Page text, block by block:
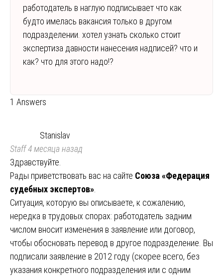
работодатель в наглую подписывает что как
будто имелась вакансия только в другом
подразделении. хотел узнать сколько стоит
экспертиза давности нанесения надписей? что и
как? что для этого надо!?
1 Answers
Stanislav
Staff4 месяца назад
Здравствуйте.
Рады приветствовать вас на сайте Союза «Федерация
судебных экспертов»
Ситуация, которую вы описываете, к сожалению,
нередка в трудовых спорах: работодатель задним
числом вносит изменения в заявление или договор,
чтобы обосновать перевод в другое подразделение. Вы
подписали заявление в 2012 году (скорее всего, без
указания конкретного подразделения или с одним